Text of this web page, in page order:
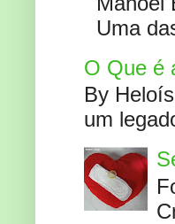
Uma
O Que é
By
um